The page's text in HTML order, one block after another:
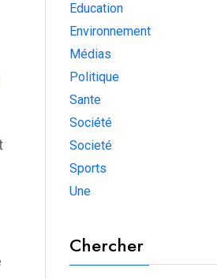
Education
Environnement
Médias
Politique
Sante
Société
Societé
Sports
Une
Chercher